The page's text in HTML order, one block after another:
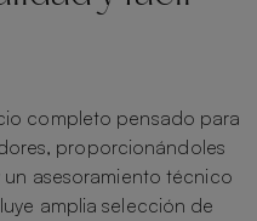
completo pensado para
proporcionándoles
asesoramiento técnico
amplia selección de